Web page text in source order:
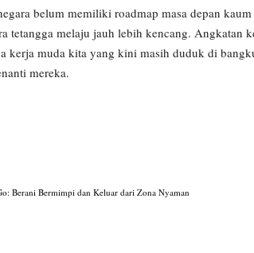
belum memiliki roadmap masa depan
tetangga melaju jauh lebih kencang. Angkatan
kerja muda kita yang kini masih duduk di
mereka.
Berani Bermimpi dan Keluar dari Zona Nyaman